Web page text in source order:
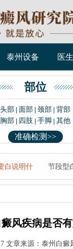
泰州设备 医
部位
头部 面部 |颈部 |背部
胸部
四肢 |手脚 |其他
准确检测>>
白说明什 节段型
风疾病是否
文章来源： 泰州白癜